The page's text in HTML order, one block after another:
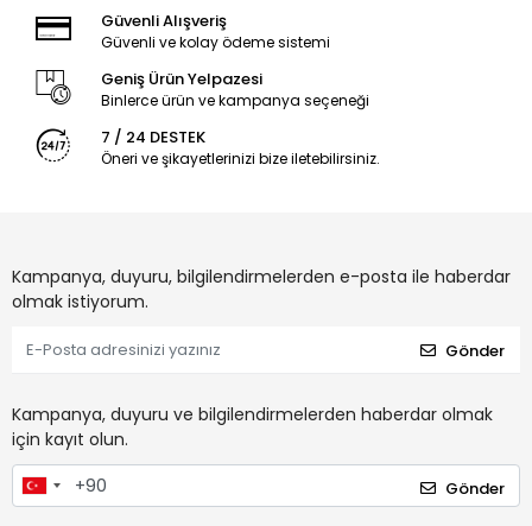
Güvenli Alışveriş
Güvenli ve kolay ödeme sistemi
Geniş Ürün Yelpazesi
Binlerce ürün ve kampanya seçeneği
7 / 24 DESTEK
Öneri ve şikayetlerinizi bize iletebilirsiniz.
Kampanya, duyuru, bilgilendirmelerden e-posta ile haberdar
olmak istiyorum.
Gönder
Kampanya, duyuru ve bilgilendirmelerden haberdar olmak
için kayıt olun.
Gönder